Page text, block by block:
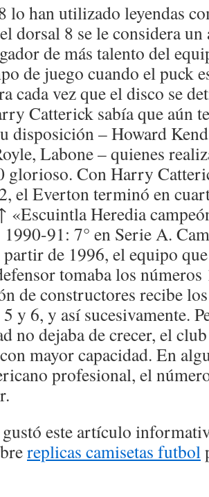
lo han utilizado leyendas
dorsal 8 se le considera
de más talento del
de juego cuando el puck
cada vez que el disco se
Catterick sabía que aún
disposición – Howard
Labone – quienes
glorioso. Con Harry
el Everton terminó en
Heredia
91: 7° en Serie A.
de 1996, el equipo
tomaba los
de constructores recibe
y 6, y así sucesivamente.
no dejaba de crecer, el
mayor capacidad. En
profesional, el
este artículo
replicas camisetas futbol